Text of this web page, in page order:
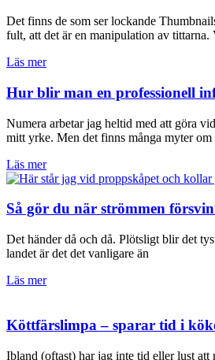
Det finns de som ser lockande
fult, att det är en manipulation av tittarna.
Läs mer
Hur blir man en professionell
Numera arbetar jag heltid med att göra
mitt yrke. Men det finns många myter om
Läs mer
Så gör du när strömmen
Det händer då och då. Plötsligt blir det
landet är det det vanligare än
Läs mer
Köttfärslimpa – sparar tid i
Ibland (oftast) har jag inte tid eller lust